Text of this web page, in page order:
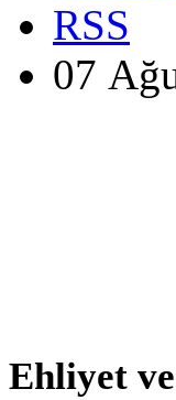
RSS
07
Ehliyet